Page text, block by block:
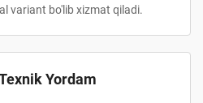
variant bo'lib xizmat qiladi.
Yordam